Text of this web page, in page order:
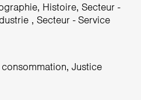
Histoire, Secteur -
, Secteur - Service
Justice